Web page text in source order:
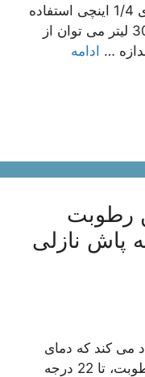
می باشد که می توان از شیلنگ های 1/4 اینچی استفاده
کرد. برای جریان های بیش از 15-30 لیتر می توان از
ادامه
رطوبت
پاش نازلی
می کند که دمای
فضا را بدون افزایش قابل توجه رطوبت، تا 22 درجه